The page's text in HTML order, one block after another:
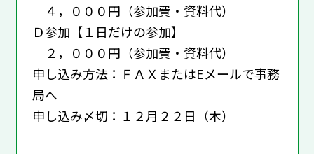
４，０００円（参加費・資料代）
Ｄ参加【１日だけの参加】
２，０００円（参加費・資料代）
申し込み方法：ＦＡＸまたはEメールで事務
局へ
申し込み〆切：１２月２２日（木）